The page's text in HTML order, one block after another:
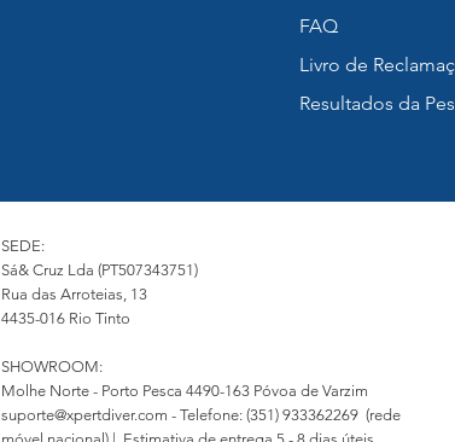
FAQ
Livro de
Resultados da
SEDE:
Sá& Cruz Lda (PT507343751)
Rua das Arroteias, 13
4435-016 Rio Tinto
SHOWROOM:
Molhe Norte - Porto Pesca 4490-163 Póvoa de Varzim
suporte@xpertdiver.com - Telefone: (351) 933362269 (rede